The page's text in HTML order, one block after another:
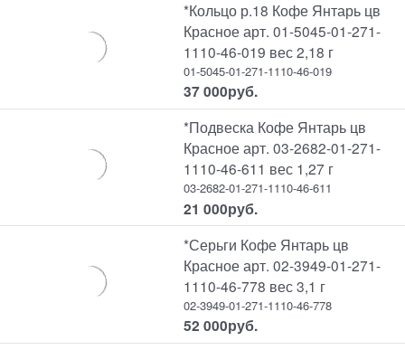
*Кольцо р.18 Кофе Янтарь цв
Красное арт. 01-5045-01-271-
1110-46-019 вес 2,18 г
01-5045-01-271-1110-46-019
37 000руб.
*Подвеска Кофе Янтарь цв
Красное арт. 03-2682-01-271-
1110-46-611 вес 1,27 г
03-2682-01-271-1110-46-611
21 000руб.
*Серьги Кофе Янтарь цв
Красное арт. 02-3949-01-271-
1110-46-778 вес 3,1 г
02-3949-01-271-1110-46-778
52 000руб.